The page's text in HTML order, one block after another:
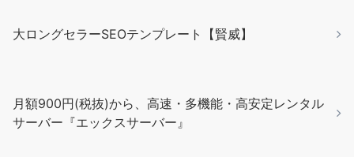
大ロングセラーSEOテンプレート【賢威】
月額900円(税抜)から、高速・多機能・高安定レンタル
サーバー『エックスサーバー』